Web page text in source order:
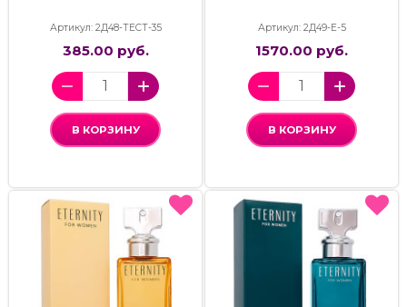
Артикул: 2Д48-ТЕСТ-35
385.00 руб.
В КОРЗИНУ
Артикул: 2Д49-Е-5
1570.00 руб.
В КОРЗИНУ